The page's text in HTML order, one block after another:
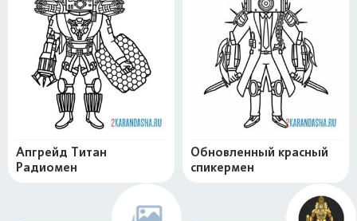
Апгрейд Титан
Радиомен
Обновленный красный
спикермен